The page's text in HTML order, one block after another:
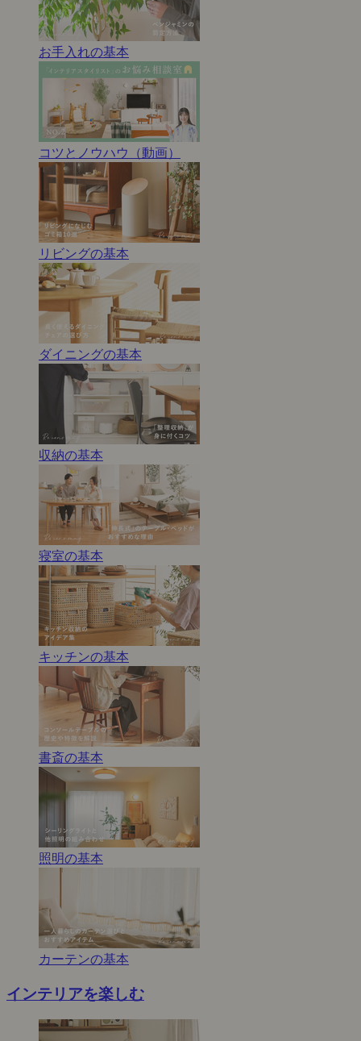
お手入れの基本
コツとノウハウ（動画）
リビングの基本
ダイニングの基本
収納の基本
寝室の基本
キッチンの基本
書斎の基本
照明の基本
カーテンの基本
インテリアを楽しむ